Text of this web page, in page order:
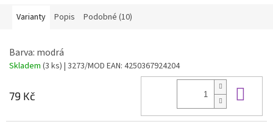
Varianty Popis Podobné (10)
Barva: modrá
Skladem (3 ks) | 3273/MOD EAN: 4250367924204
79 Kč